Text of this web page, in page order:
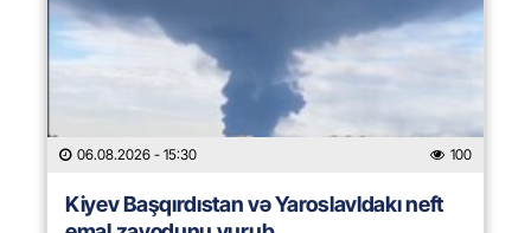
06.08.2026 - 15:30 100
Kiyev Başqırdıstan və Yaroslavldakı neft